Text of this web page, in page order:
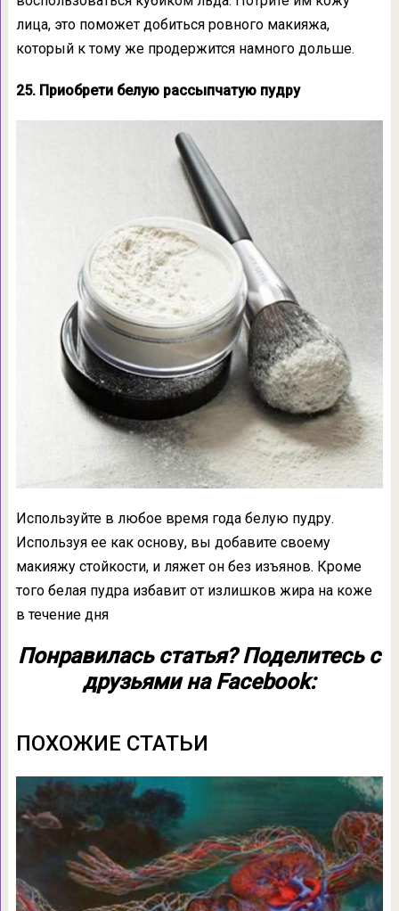
лица, это поможет добиться ровного макияжа,
который к тому же продержится намного дольше.
25. Приобрети белую рассыпчатую пудру
Используйте в любое время года белую пудру.
Используя ее как основу, вы добавите своему
макияжу стойкости, и ляжет он без изъянов. Кроме
того белая пудра избавит от излишков жира на коже
в течение дня
Понравилась статья? Поделитесь с
друзьями на Facebook:
ПОХОЖИЕ СТАТЬИ